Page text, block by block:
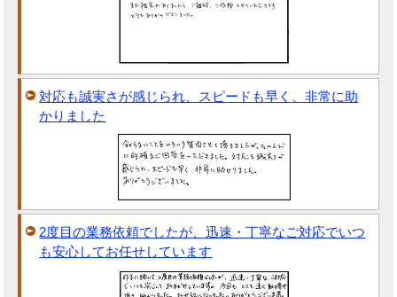
対応も誠実さが感じられ、スピードも早く、非常に助
かりました
2度目の業務依頼でしたが、迅速・丁寧なご対応でいつ
も安心してお任せしています